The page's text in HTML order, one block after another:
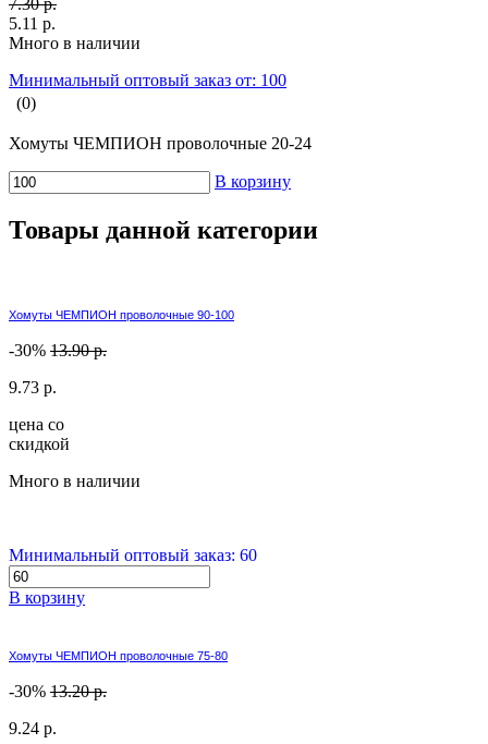
5.11 р.
Много в наличии
Минимальный оптовый заказ от: 100
(0)
Хомуты ЧЕМПИОН проволочные 20-24
В корзину
Товары данной категории
Хомуты ЧЕМПИОН проволочные 90-100
-30% 13.90 р.
9.73 р.
цена со
скидкой
Много в наличии
Минимальный оптовый заказ: 60
В корзину
Хомуты ЧЕМПИОН проволочные 75-80
-30% 13.20 р.
9.24 р.